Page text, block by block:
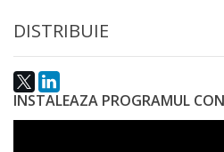
DISTRIBUIE
INSTALEAZA PROGRAMUL